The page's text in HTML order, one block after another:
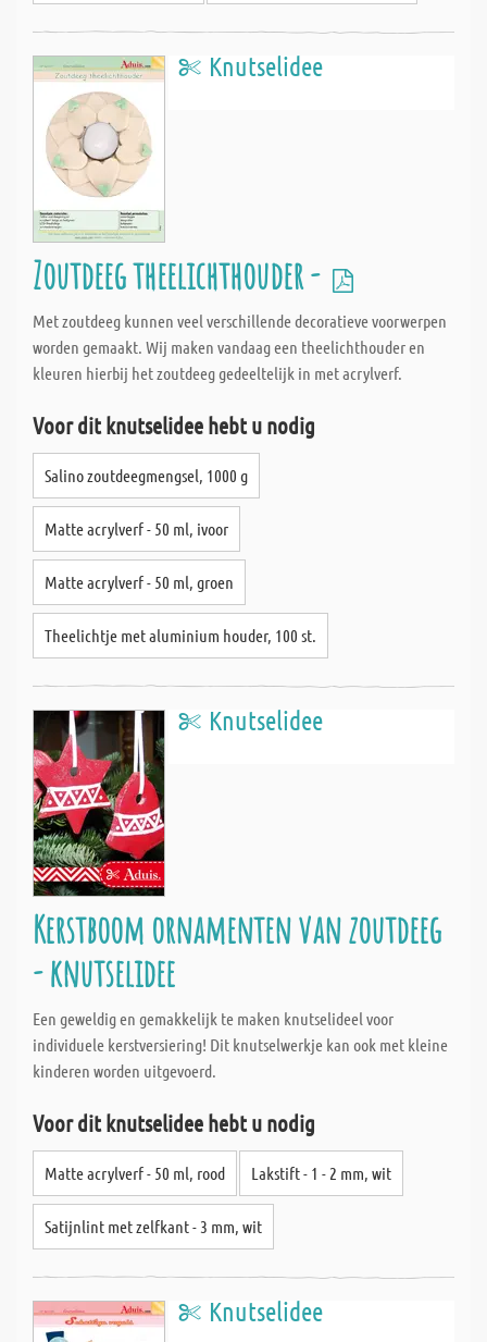
Knutselidee
Zoutdeeg theelichthouder -
Met zoutdeeg kunnen veel verschillende decoratieve voorwerpen
worden gemaakt. Wij maken vandaag een theelichthouder en
kleuren hierbij het zoutdeeg gedeeltelijk in met acrylverf.
Voor dit knutselidee hebt u nodig
Salino zoutdeegmengsel, 1000 g
Matte acrylverf - 50 ml, ivoor
Matte acrylverf - 50 ml, groen
Theelichtje met aluminium houder, 100 st.
Knutselidee
Kerstboom ornamenten van zoutdeeg
- knutselidee
Een geweldig en gemakkelijk te maken knutselideel voor
individuele kerstversiering! Dit knutselwerkje kan ook met kleine
kinderen worden uitgevoerd.
Voor dit knutselidee hebt u nodig
Matte acrylverf - 50 ml, rood Lakstift - 1 - 2 mm, wit
Satijnlint met zelfkant - 3 mm, wit
Knutselidee